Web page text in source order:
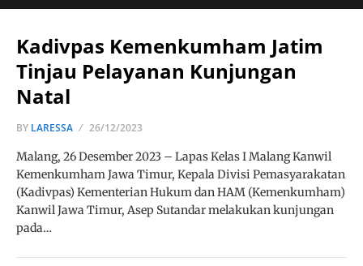
Kadivpas Kemenkumham Jatim
Tinjau Pelayanan Kunjungan
Natal
BY LARESSA 26/12/2023
Malang, 26 Desember 2023 – Lapas Kelas I Malang Kanwil
Kemenkumham Jawa Timur, Kepala Divisi Pemasyarakatan
(Kadivpas) Kementerian Hukum dan HAM (Kemenkumham)
Kanwil Jawa Timur, Asep Sutandar melakukan kunjungan
pada…